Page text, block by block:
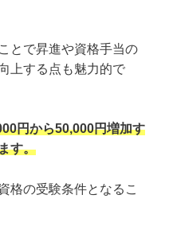
とで昇進や資格手当の
上する点も魅力的で
円から50,000円増加す
す。
格の受験条件となるこ